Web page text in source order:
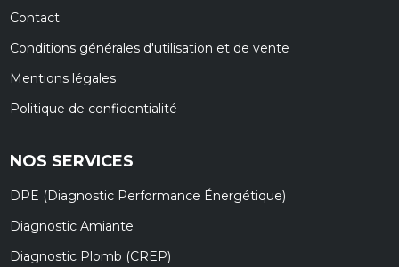
Contact
Conditions générales d'utilisation et de vente
Mentions légales
Politique de confidentialité
NOS SERVICES
DPE (Diagnostic Performance Énergétique)
Diagnostic Amiante
Diagnostic Plomb (CREP)